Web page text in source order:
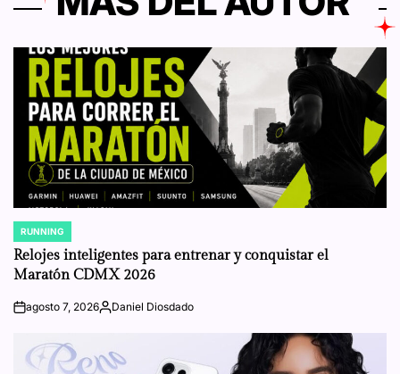
POSTED
IN
RUNNING
Relojes inteligentes para entrenar y conquistar el
Maratón CDMX 2026
onagosto 7, 2026Posted
Daniel Diosdado